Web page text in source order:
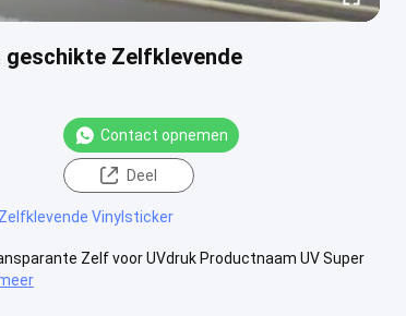
Zelfklevende
Contact opnemen
Deel
Vinylsticker
Zelf voor UVdruk Productnaam UV Super